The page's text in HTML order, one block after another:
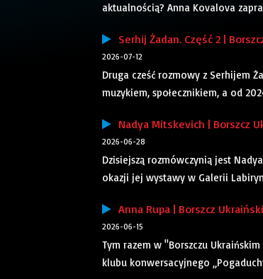
aktualnością? Anna Kovalova
Serhij Żadan. Część 2 |
2026-07-12
Druga cześć rozmowy z Serhijem
muzykiem, społecznikiem, a od
Nadya Mitskevich | Borszcz
2026-06-28
Dzisiejszą rozmówczynią jest
okazji jej wystawy w Galerii
Anna Rupa | Borszcz
2026-06-15
Tym razem w "Borszczu
klubu konwersacyjnego